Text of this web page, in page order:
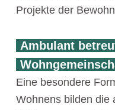
Projekte der
Ambulant
Eine besondere
Wohnens bilden die